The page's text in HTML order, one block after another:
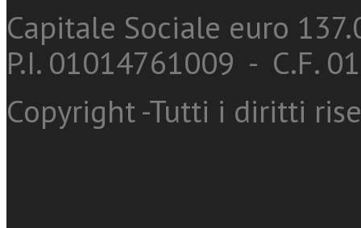
Capitale Sociale euro
P.I. 01014761009 - C.F.
Copyright -Tutti i diritti